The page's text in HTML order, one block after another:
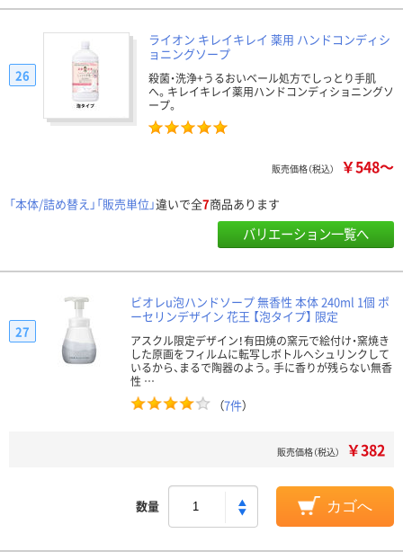
ライオン キレイキレイ 薬用 ハンドコンディシ
ョニングソープ
殺菌・洗浄+うるおいベール処方でしっとり手肌
へ。キレイキレイ薬用ハンドコンディショニングソ
ープ。
26
販売価格（税込） ￥548～
「本体/詰め替え」「販売単位」違いで全7商品あります
バリエーション一覧へ
ビオレu泡ハンドソープ 無香性 本体 240ml 1個 ポ
ーセリンデザイン 花王 【泡タイプ】 限定
アスクル限定デザイン！有田焼の窯元で絵付け・窯焼き
した原画をフィルムに転写しボトルへシュリンクして
いるから、まるで陶器のよう。手に香りが残らない無香
性 …
（7件）
27
販売価格（税込） ￥382
数量 カゴへ